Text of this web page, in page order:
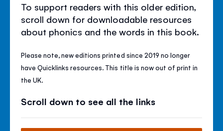
To support readers with this older edition,
scroll down for downloadable resources
about phonics and the words in this book.
Please note, new editions printed since 2019 no longer
have Quicklinks resources. This title is now out of print in
the UK.
Scroll down to see all the links